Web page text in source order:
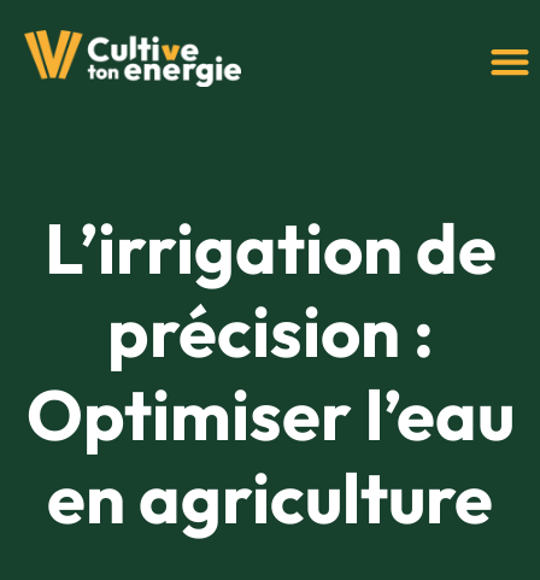
L’irrigation de
précision :
Optimiser l’eau
en agriculture